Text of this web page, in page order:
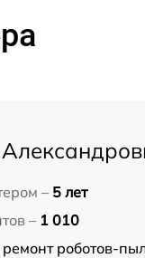
– 5 лет
– 1 010
ремонт роботов-